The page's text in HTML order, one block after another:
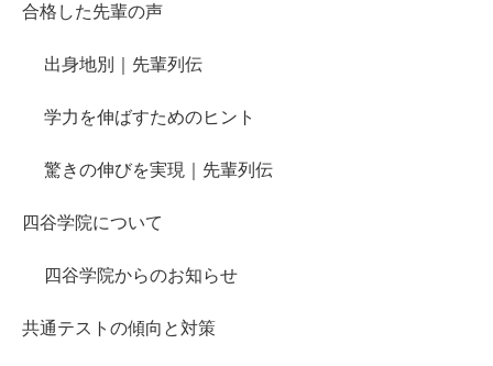
合格した先輩の声
出身地別｜先輩列伝
学力を伸ばすためのヒント
驚きの伸びを実現｜先輩列伝
四谷学院について
四谷学院からのお知らせ
共通テストの傾向と対策